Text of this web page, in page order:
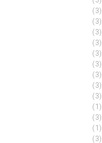
(3)
(3)
(3)
(3)
(3)
(3)
(3)
(3)
(3)
(1)
(3)
(1)
(3)